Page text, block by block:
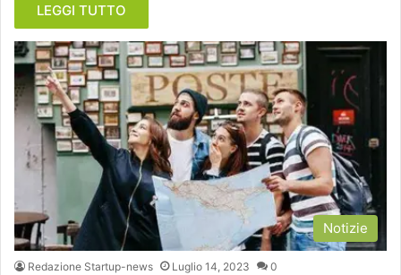
LEGGI TUTTO
Notizie
Redazione Startup-news Luglio 14, 2023 0